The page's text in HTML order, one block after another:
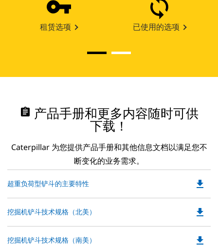
租赁选项 已使用的选项
assignment 产品手册和更多内容随时可供
下载！
Caterpillar 为您提供产品手册和其他信息文档以满足您不
断变化的业务需求。
超重负荷型铲斗的主要特性
a
file_download
挖掘机铲斗技术规格（北美） file_download
挖掘机铲斗技术规格（南美） file_download